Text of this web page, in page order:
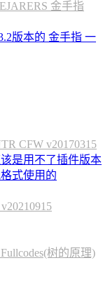
金手指
版本的 金手指 一
CFW v20170315
是用不了插件版本
式使用的
树的原理)